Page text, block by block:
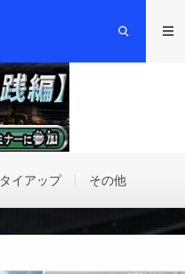
タイアップ その他